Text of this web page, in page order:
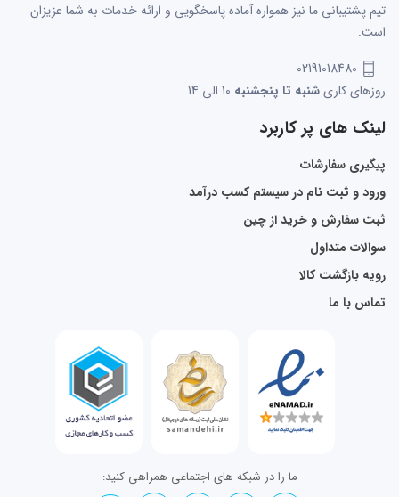
تیم پشتیبانی ما نیز همواره آماده پاسخگویی و ارائه خدمات به شما عزیزان
است.
02191018480
روزهای کاریشنبه تا پنجشنبه
لینک های پر کاربرد
پیگیری سفارشات
ورود و ثبت نام در سیستم کسب درآمد
ثبت سفارش و خرید از چین
سوالات متداول
رویه بازگشت کالا
تماس با ما
ما را در شبکه های اجتماعی همراهی کنید: